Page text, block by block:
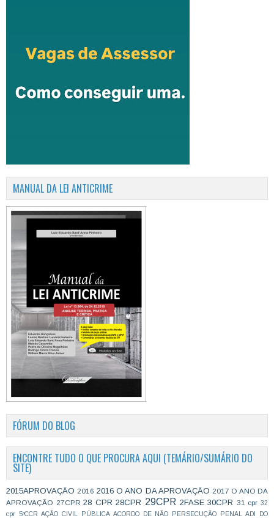
MANUAL DA LEI ANTICRIME
FÓRUM DO BLOG
ENCONTRE TUDO O QUE PROCURA AQUI (TEMÁRIO/SUMÁRIO DO
SITE)
2015APROVAÇÃO 2016 2016 O ANO DA APROVAÇÃO 2017 O ANO DA
APROVAÇÃO 27CPR 28 CPR 28CPR 29CPR 2FASE 30CPR 31 cpr 32
cpr
5ªCCR AÇÃO CIVIL PÚBLICA ACORDO DE NÃO PERSECUÇÃO PENAL
ADI DO